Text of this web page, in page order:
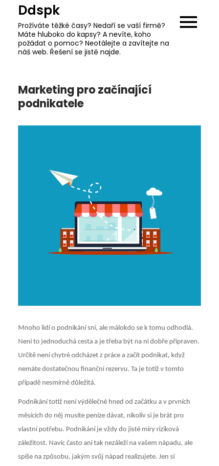
content
Ddspk
Prožíváte těžké časy? Nedaří se vaší firmě?
Máte hluboko do kapsy? A nevíte, koho
požádat o pomoc? Neotálejte a zavítejte na
náš web. Řešení se jistě najde.
Marketing pro začínající
podnikatele
Mnoho lidí o podnikání sní, ale málokdo se k tomu odhodlá.
Není to jednoduchá cesta a je třeba být na ni dobře připraven.
Určitě není chytré odcházet z práce a začít podnikat, když
nemáte dostatečnou finanční rezervu. Ta je totiž v tomto
případě nesmírně důležitá.
Podnikání totiž není výdělečné hned od začátku a v prvních
měsících do něj musíte peníze dávat, nikoliv si je brát pro
vlastní potřebu. Podnikání je vždy do jisté míry riziková
záležitost. Navíc často ani tak nezáleží na vašem nápadu, ale
spíše na způsobu, jakým svůj nápad realizujete. Jen si